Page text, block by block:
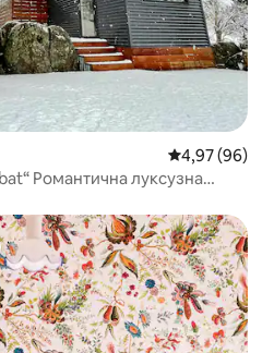
Просечна
4,97 (96)
Романтична луксузна
на гостите“